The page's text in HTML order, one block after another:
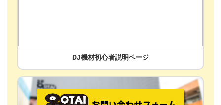
DJ機材初心者説明ページ